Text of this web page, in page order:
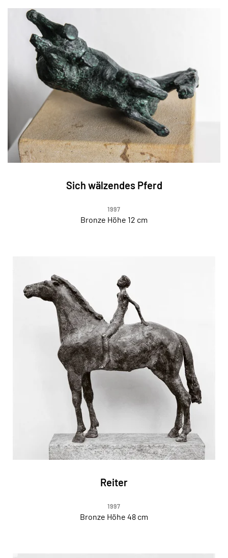
Sich wälzendes Pferd
1997
Bronze Höhe 12 cm
Reiter
1997
Bronze Höhe 48 cm